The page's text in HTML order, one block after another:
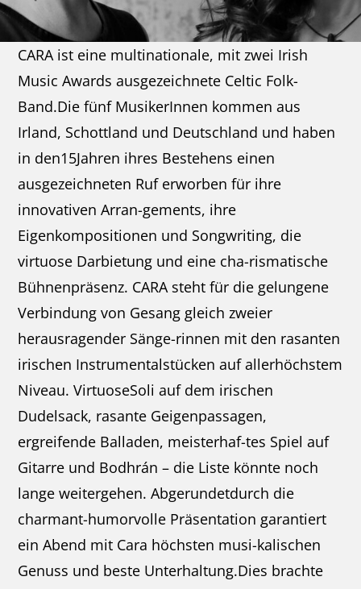
CARA ist eine multinationale, mit zwei Irish
Music Awards ausgezeichnete Celtic Folk-
Band.Die fünf MusikerInnen kommen aus
Irland, Schottland und Deutschland und haben
in den15Jahren ihres Bestehens einen
ausgezeichneten Ruf erworben für ihre
innovativen Arran-gements, ihre
Eigenkompositionen und Songwriting, die
virtuose Darbietung und eine cha-rismatische
Bühnenpräsenz. CARA steht für die gelungene
Verbindung von Gesang gleich zweier
herausragender Sänge-rinnen mit den rasanten
irischen Instrumentalstücken auf allerhöchstem
Niveau. VirtuoseSoli auf dem irischen
Dudelsack, rasante Geigenpassagen,
ergreifende Balladen, meisterhaf-tes Spiel auf
Gitarre und Bodhrán – die Liste könnte noch
lange weitergehen. Abgerundetdurch die
charmant-humorvolle Präsentation garantiert
ein Abend mit Cara höchsten musi-kalischen
Genuss und beste Unterhaltung.Dies brachte